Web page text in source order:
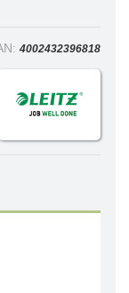
4002432396818